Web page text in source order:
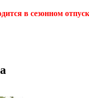
в сезонном